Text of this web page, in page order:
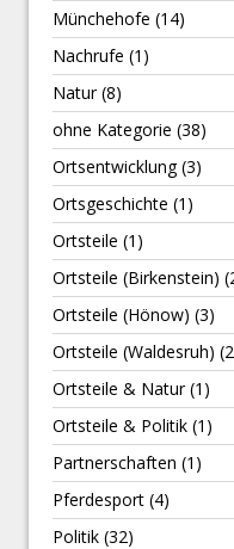
Münchehofe (14)
Nachrufe (1)
Natur(8)
ohne Kategorie (38)
Ortsentwicklung(3)
Ortsgeschichte (1)
Ortsteile (1)
Ortsteile (Birkenstein)
Ortsteile (Hönow) (3)
Ortsteile (Waldesruh)
Ortsteile & Natur(1)
Ortsteile & Politik (1)
Partnerschaften (1)
Pferdesport (4)
Politik (32)